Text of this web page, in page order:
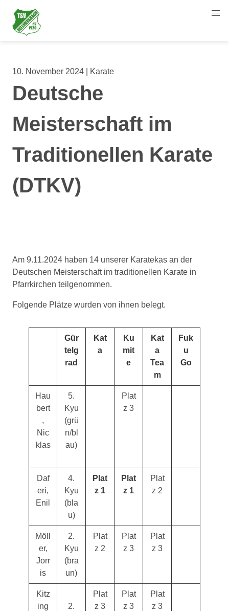
10. November 2024 | Karate
Deutsche
Meisterschaft im
Traditionellen Karate
(DTKV)
Am 9.11.2024 haben 14 unserer Karatekas an der
Deutschen Meisterschaft im traditionellen Karate in
Pfarrkirchen teilgenommen.
Folgende Plätze wurden von ihnen belegt.
Gür
telg
rad
Kat
a
Ku
mit
e
Kat
a
Tea
m
Fuk
u
Go
Hau
bert
,
Nic
klas
5.
Kyu
(grü
n/bl
au)
Plat
z 3
Daf
eri,
Enil
4.
Kyu
(bla
u)
Plat
z 1
Plat
z 1
Plat
z 2
Möll
er,
Jorr
is
2.
Kyu
(bra
un)
Plat
z 2
Plat
z 3
Plat
z 3
Kitz
ing
2.
Plat
z 3
Plat
z 3
Plat
z 3